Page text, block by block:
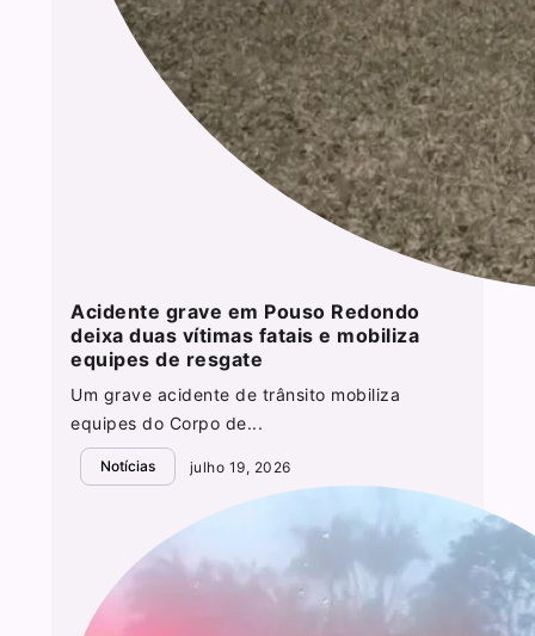
Acidente grave em Pouso Redondo
deixa duas vítimas fatais e mobiliza
equipes de resgate
Um grave acidente de trânsito mobiliza
equipes do Corpo de...
Notícias julho 19, 2026